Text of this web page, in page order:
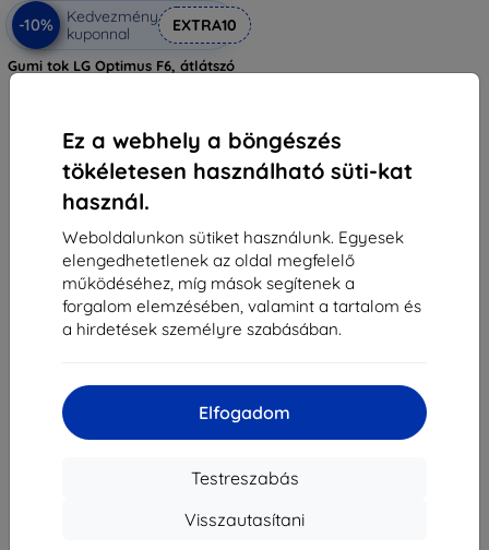
Ez a webhely a böngészés
tökéletesen használható süti-kat
használ.
Weboldalunkon sütiket használunk. Egyesek
elengedhetetlenek az oldal megfelelő
működéséhez, míg mások segítenek a
forgalom elemzésében, valamint a tartalom és
a hirdetések személyre szabásában.
Elfogadom
Testreszabás
Visszautasítani
-10%
Kedvezmény
kuponnal
EXTRA10
Gumi tok LG Optimus F6, átlátszó
Utolsó darab raktáron
Összes találat 5.